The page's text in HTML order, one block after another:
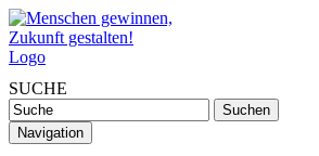
SUCHE
Navigation